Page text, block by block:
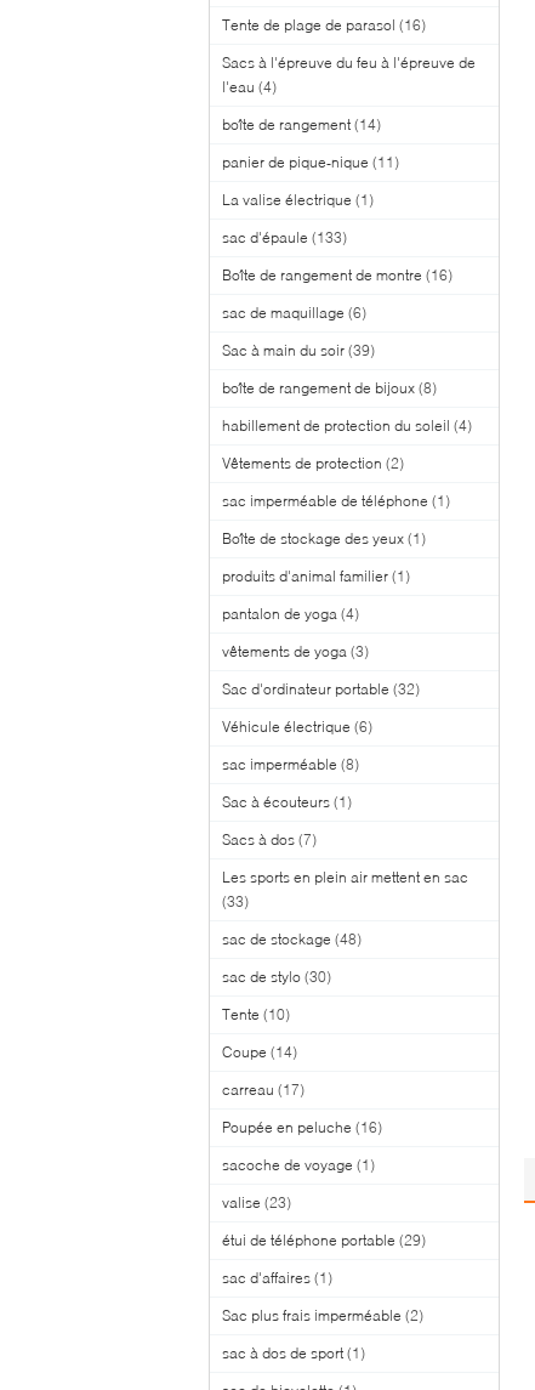
Tente de plage de parasol (16)
Sacs à l'épreuve du feu à l'épreuve de
l'eau (4)
boîte de rangement (14)
panier de pique-nique (11)
La valise électrique (1)
sac d'épaule (133)
Boîte de rangement de montre (16)
sac de maquillage (6)
Sac à main du soir (39)
boîte de rangement de bijoux (8)
habillement de protection du soleil (4)
Vêtements de protection (2)
sac imperméable de téléphone (1)
Boîte de stockage des yeux (1)
produits d'animal familier (1)
pantalon de yoga (4)
vêtements de yoga (3)
Sac d'ordinateur portable (32)
Véhicule électrique (6)
sac imperméable (8)
Sac à écouteurs (1)
Sacs à dos (7)
Les sports en plein air mettent en sac
(33)
sac de stockage (48)
sac de stylo (30)
Tente (10)
Coupe (14)
carreau (17)
Poupée en peluche (16)
sacoche de voyage (1)
valise (23)
étui de téléphone portable (29)
sac d'affaires (1)
Sac plus frais imperméable (2)
sac à dos de sport (1)